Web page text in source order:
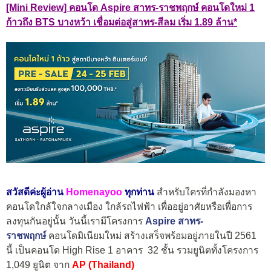
[Mini Review] คอนโด Aspire สาทร-ราชพฤกษ์ คอนโดใหม่ 1
ก้าวถึง BTS บางหว้า เชื่อมต่อสู่สาทร-สีลม เริ่ม 1.89 ล้าน*
สวัสดีค่ะผู้อ่าน Homenayoo ทุกท่าน สำหรับใครที่กำลังมองหา
คอนโดใกล้ใจกลางเมือง ใกล้รถไฟฟ้า เพื่ออยู่อาศัยหรือเพื่อการ
ลงทุนกันอยู่นั้น วันนี้เรามีโครงการ Aspire สาทร-
ราชพฤกษ์ คอนโดมิเนียมใหม่ สร้างเสร็จพร้อมอยู่ภายในปี 2561
นี้ เป็นคอนโด High Rise 1 อาคาร 32 ชั้น รวมยูนิตทั้งโครงการ
1,049 ยูนิต จาก AP (Thailand)